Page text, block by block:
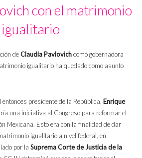
con el matrimonio
igualitario
deClaudia Pavlovichcomo gobernadora
igualitario ha quedado como asunto
presidente de la República, Enrique
una iniciativa al Congreso para reformar el
Mexicana. Esto era con la finalidad de dar
igualitario a nivel federal, en
por la Suprema Corte de Justicia de la